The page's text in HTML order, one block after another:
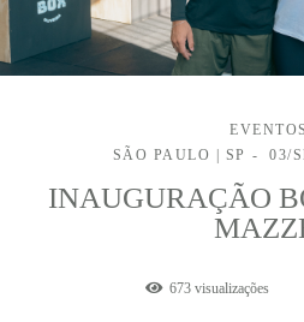
EVENTOS
SÃO PAULO | SP
03/
INAUGURAÇÃO
673 visualizações